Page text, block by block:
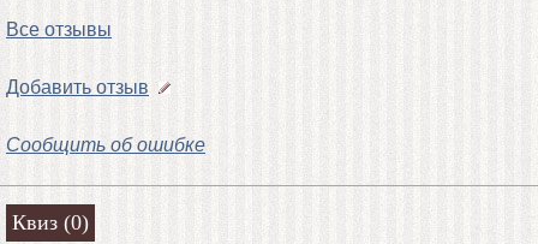
Все отзывы
Добавить отзыв
Сообщить об ошибке
Квиз (0)